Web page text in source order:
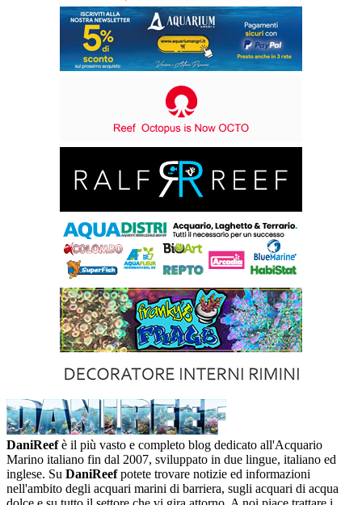
DaniReefè il più vasto e completo blog dedicato all'Acquario
Marino italiano fin dal 2007, sviluppato in due lingue, italiano ed
inglese. Su DaniReefpotete trovare notizie ed informazioni
nell'ambito degli acquari marini di barriera, sugli acquari di acqua